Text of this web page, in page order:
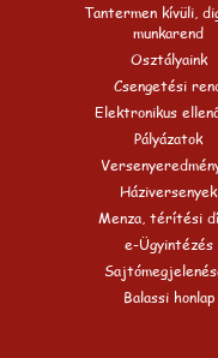
Tantermen kívüli,
munkarend
Osztályaink
Csengetési
Elektronikus
Pályázatok
Háziversenyek
Menza, térítési
e-Ügyintézés
Balassi honlap